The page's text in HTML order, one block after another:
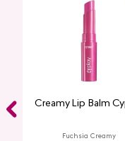
Creamy Lip Balm
Fuchsia Creamy